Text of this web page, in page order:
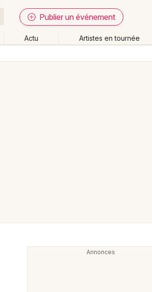
Publier un événement
Actu Artistes en tournée